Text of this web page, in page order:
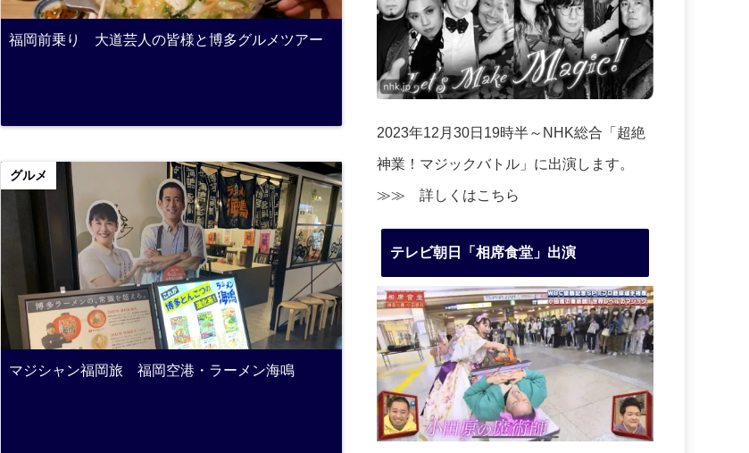
福岡前乗り 大道芸人の皆様と博多グルメツアー
グルメ
マジシャン福岡旅 福岡空港・ラーメン海鳴
2023年12月30日19時半～NHK総合「超絶
神業！マジックバトル」に出演します。
≫≫ 詳しくはこちら
テレビ朝日「相席食堂」出演